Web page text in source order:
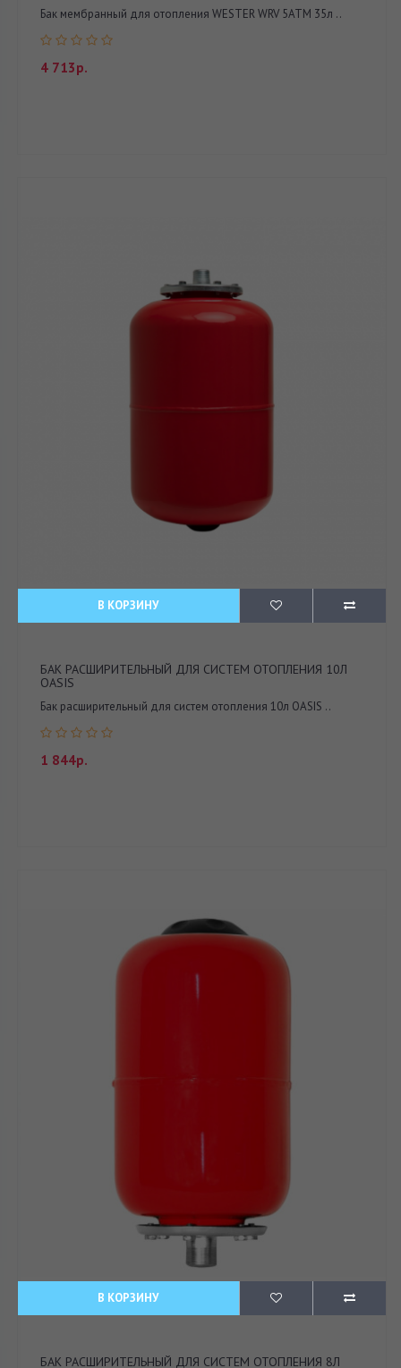
Бак мембранный для отопления WESTER WRV 5АТМ 35л ..
4 713р.
В КОРЗИНУ
БАК РАСШИРИТЕЛЬНЫЙ ДЛЯ СИСТЕМ ОТОПЛЕНИЯ 10Л
OASIS
Бак расширительный для систем отопления 10л OASIS ..
1 844р.
В КОРЗИНУ
БАК РАСШИРИТЕЛЬНЫЙ ДЛЯ СИСТЕМ ОТОПЛЕНИЯ 8Л